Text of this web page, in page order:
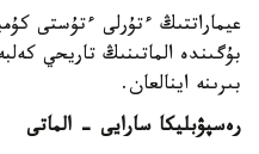
عيماراتتىڭ ءتۇرلى ءتۇستى
بۇگىندە الماتىنىڭ تاريحي
بىرىنە اينالعان.
رەسپۋبليكا سارايى - الماتى